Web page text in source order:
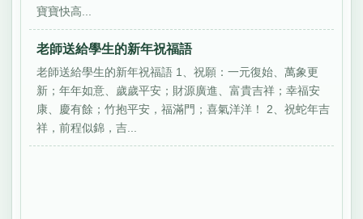
寶寶快高...
老師送給學生的新年祝福語
老師送給學生的新年祝福語 1、祝願：一元復始、萬象更
新；年年如意、歲歲平安；財源廣進、富貴吉祥；幸福安
康、慶有餘；竹抱平安，福滿門；喜氣洋洋！ 2、祝蛇年吉
祥，前程似錦，吉...